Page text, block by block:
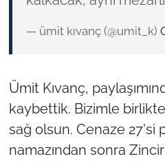
— ümit kıvanç (@umit_k)
Ümit Kıvanç,
kaybettik. Bizimle
sağ olsun. Cenaze 27'si
namazından sonra
Dış Haberler
Bilim Teknoloji
English News